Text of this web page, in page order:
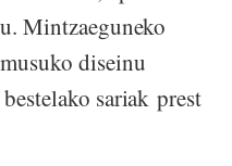
Mintzaeguneko
diseinu
sariak prest